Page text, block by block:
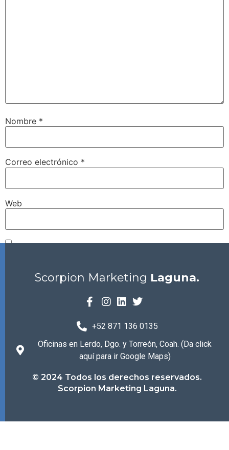
Nombre *
Correo electrónico *
Web
Scorpion Marketing Laguna.
+52 871 136 0135
Oficinas en Lerdo, Dgo. y Torreón, Coah. (Da click
aquí para ir Google Maps)
© 2024 Todos los derechos reservados.
Scorpion Marketing Laguna.